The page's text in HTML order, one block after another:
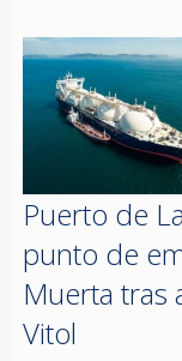
Puerto de
punto de
Muerta tras
Vitol